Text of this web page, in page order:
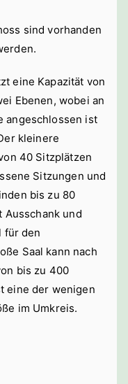
sind vorhanden
eine Kapazität von
Ebenen, wobei an
angeschlossen ist
kleinere
40 Sitzplätzen
Sitzungen und
bis zu 80
Ausschank und
für den
Saal kann nach
bis zu 400
eine der wenigen
im Umkreis.